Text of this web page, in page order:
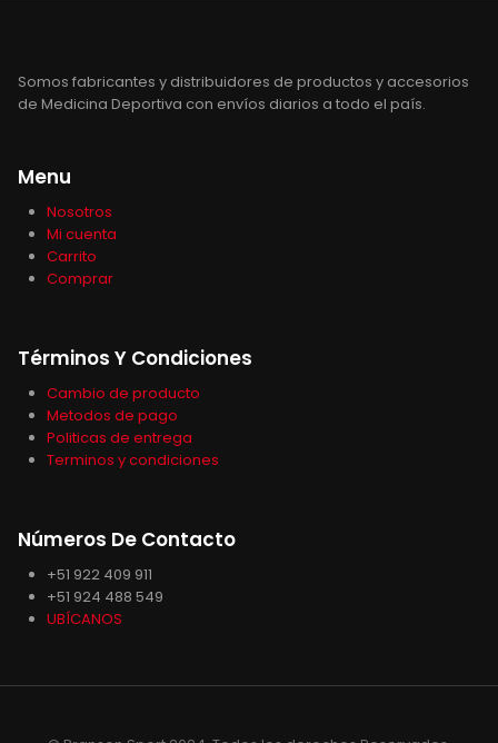
Somos fabricantes y distribuidores de productos y accesorios
de Medicina Deportiva con envíos diarios a todo el país.
Menu
Nosotros
Mi cuenta
Carrito
Comprar
Términos Y Condiciones
Cambio de producto
Metodos de pago
Politicas de entrega
Terminos y condiciones
Números De Contacto
+51 922 409 911
+51 924 488 549
UBÍCANOS